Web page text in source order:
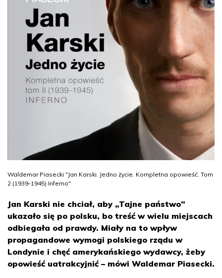
Waldemar Piasecki "Jan Karski. Jedno życie. Kompletna opowieść. Tom
2 (1939-1945) Inferno"
Jan Karski nie chciał, aby „Tajne państwo”
ukazało się po polsku, bo treść w wielu miejscach
odbiegała od prawdy. Miały na to wpływ
propagandowe wymogi polskiego rządu w
Londynie i chęć amerykańskiego wydawcy, żeby
opowieść uatrakcyjnić – mówi Waldemar Piasecki.